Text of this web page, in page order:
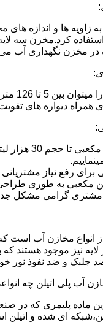
:
زاویه ها و اندازه های
کرد.مخزن سه
در مخزن نگهداری آب
:
تک لایه،دولایه و سه لایه که قابل تولید می باشد.
دیواره های تقویت
تولید
برای رفع نیاز
مکعبی به طوری طراحی
گرامی مشکل جدی
انواع مخازن آب
نیز موجود هستند که
ضد جلبک و ضد نفوذ
آب پلی اتیلن چه
ای شده و اتیلن